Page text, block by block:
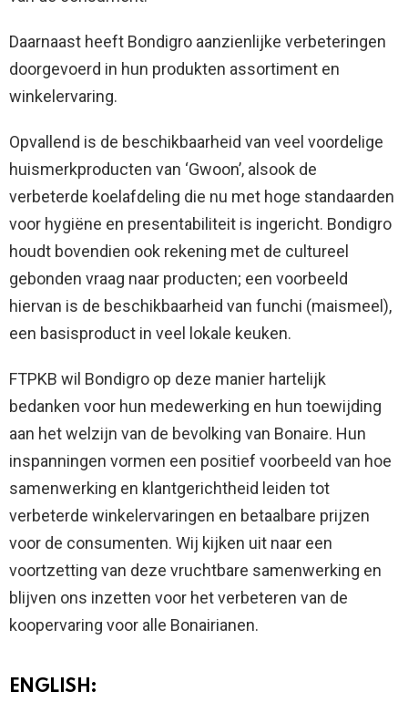
Daarnaast heeft Bondigro aanzienlijke verbeteringen
doorgevoerd in hun produkten assortiment en
winkelervaring.
Opvallend is de beschikbaarheid van veel voordelige
huismerkproducten van ‘Gwoon’, alsook de
verbeterde koelafdeling die nu met hoge standaarden
voor hygiëne en presentabiliteit is ingericht. Bondigro
houdt bovendien ook rekening met de cultureel
gebonden vraag naar producten; een voorbeeld
hiervan is de beschikbaarheid van funchi (maismeel),
een basisproduct in veel lokale keuken.
FTPKB wil Bondigro op deze manier hartelijk
bedanken voor hun medewerking en hun toewijding
aan het welzijn van de bevolking van Bonaire. Hun
inspanningen vormen een positief voorbeeld van hoe
samenwerking en klantgerichtheid leiden tot
verbeterde winkelervaringen en betaalbare prijzen
voor de consumenten. Wij kijken uit naar een
voortzetting van deze vruchtbare samenwerking en
blijven ons inzetten voor het verbeteren van de
koopervaring voor alle Bonairianen.
ENGLISH: